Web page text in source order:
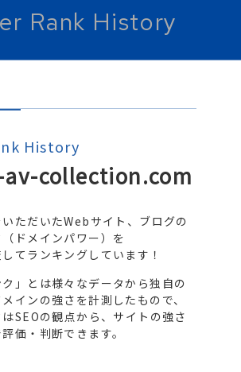
Rank History
History
collection.com
ただいたWebサイト、ブログの
ドメインパワー）を
てランキングしています！
ク」とは様々なデータから独自の
インの強さを計測したもので、
SEOの観点から、サイトの強さ
価・判断できます。